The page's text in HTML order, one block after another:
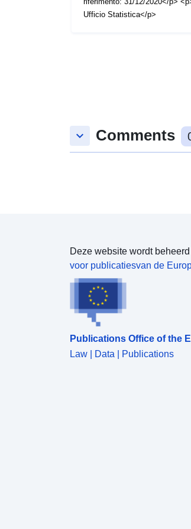
Ufficio Statistica</p>
keyboard_arrow_down Comments
Deze website wordt
voor publicatiesvan de
Publications Office of the
Law | Data | Publications